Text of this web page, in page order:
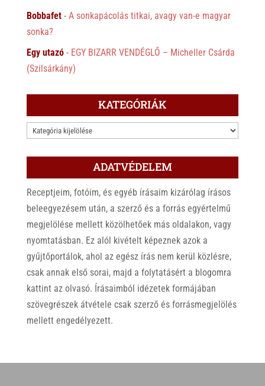
Bobbafet- A sonkapácolás titkai, avagy van-e magyar
sonka?
Egy utazó- EGY BIZARR VENDÉGLŐ – Micheller Csárda
(Szilsárkány)
KATEGÓRIÁK
KATEGÓRIÁK
ADATVÉDELEM
Receptjeim, fotóim, és egyéb írásaim kizárólag írásos
beleegyezésem után, a szerző és a forrás egyértelmű
megjelölése mellett közölhetőek más oldalakon, vagy
nyomtatásban. Ez alól kivételt képeznek azok a
gyűjtőportálok, ahol az egész írás nem kerül közlésre,
csak annak első sorai, majd a folytatásért a blogomra
kattint az olvasó. Írásaimból idézetek formájában
szövegrészek átvétele csak szerző és forrásmegjelölés
mellett engedélyezett.